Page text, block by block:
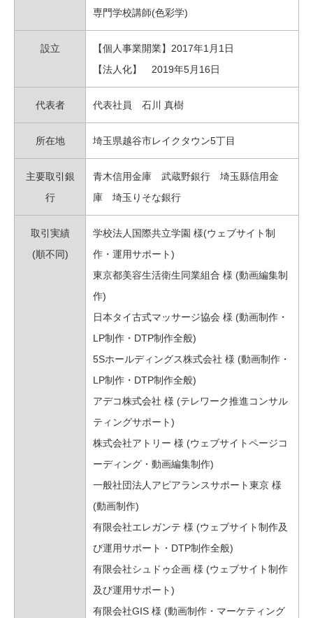
専門学校講師(色彩学)
設立
【個人事業開業】2017年1月1日
【法人化】 2019年5月16日
代表者 代表社員 石川 真樹
所在地 埼玉県越谷市レイクタウン5丁目
主要取引銀
行
青木信用金庫 武蔵野銀行 埼玉縣信用金
庫 埼玉りそな銀行
取引実績
(順不同)
学校法人国際共立学園 様(ウェブサイト制
作・運用サポート)
東京都美容生活衛生同業組合 様 (動画編集制
作)
日本タイ古式マッサージ協会 様 (動画制作・
LP制作・DTP制作全般)
5Sホールディングス株式会社 様 (動画制作・
LP制作・DTP制作全般)
アデコ株式会社 様 (テレワーク推進コンサル
ティングサポート)
株式会社アトリー 様 (ウェブサイトページコ
ーディング・動画編集制作)
一般社団法人アピアランスサポート東京 様
(動画制作)
有限会社エレガンテ 様 (ウェブサイト制作及
び運用サポート・DTP制作全般)
有限会社シュドゥ企画 様 (ウェブサイト制作
及び運用サポート)
有限会社GIS 様 (動画制作・マーケティング